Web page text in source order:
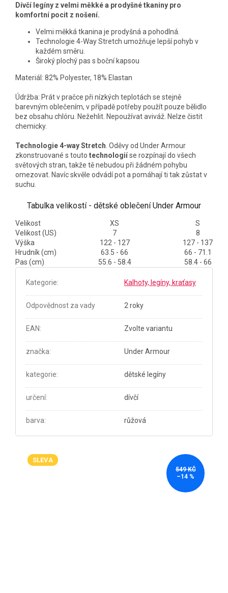
Dívčí legíny z velmi měkké a prodyšné tkaniny pro
komfortní pocit z nošení.
Velmi měkká tkanina je prodyšná a pohodlná.
Technologie 4-Way Stretch umožňuje lepší pohyb v
každém směru.
Široký plochý pas s boční kapsou
Materiál: 82% Polyester, 18% Elastan
Údržba: Prát v pračce při nízkých teplotách se stejně
barevným oblečením, v případě potřeby použít pouze bělidlo
bez obsahu chlóru. Nežehlit. Nepoužívat aviváž. Nelze čistit
chemicky.
Technologie 4-way Stretch . Oděvy od Under Armour
zkonstruované s touto technologiíse rozpínají do všech
světových stran, takže tě nebudou při žádném pohybu
omezovat. Navíc skvěle odvádí pot a pomáhají ti tak zůstat v
suchu.
Tabulka velikostí - dětské oblečení Under Armour
Velikost XS
S
Velikost (US)
7
8
Výška
122 - 127
127 - 137
Hrudník (cm)
63.5 - 66
66 - 71.1
Pas (cm)
55.6 - 58.4 58.4 - 66
Kategorie: Kalhoty, legíny, kraťasy
Odpovědnost za vady 2 roky
EAN: Zvolte variantu
značka: Under Armour
kategorie: dětské legíny
určení: dívčí
barva: růžová
SLEVA
549 KČ
–14 %